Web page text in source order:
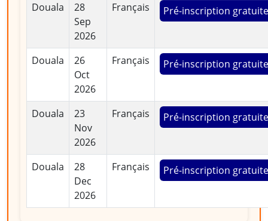
Douala
28
Sep
2026
Français Pré-inscription gratuite
Douala
26
Oct
2026
Français Pré-inscription gratuite
Douala
23
Nov
2026
Français Pré-inscription gratuite
Douala
28
Dec
2026
Français Pré-inscription gratuite